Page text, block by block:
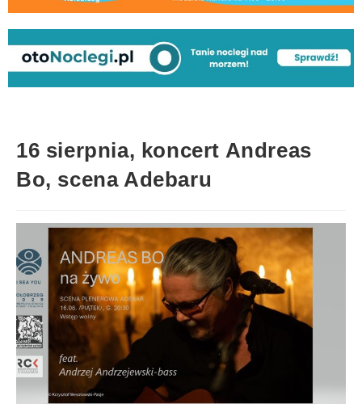
16 sierpnia, koncert Andreas
Bo, scena Adebaru